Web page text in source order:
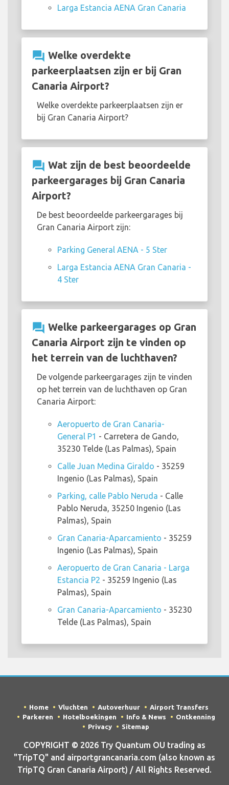
Larga Estancia AENA Gran Canaria
question_answer Welke overdekte
parkeerplaatsen zijn er bij Gran
Canaria Airport?
Welke overdekte parkeerplaatsen zijn er
bij Gran Canaria Airport?
question_answer Wat zijn de best beoordeelde
parkeergarages bij Gran Canaria
Airport?
De best beoordeelde parkeergarages bij
Gran Canaria Airport zijn:
Parking General AENA - 5 Ster
Larga Estancia AENA Gran Canaria -
4 Ster
question_answer Welke parkeergarages op Gran
Canaria Airport zijn te vinden op
het terrein van de luchthaven?
De volgende parkeergarages zijn te vinden
op het terrein van de luchthaven op Gran
Canaria Airport:
Aeropuerto de Gran Canaria-
General P1 - Carretera de Gando,
35230 Telde (Las Palmas), Spain
Calle Juan Medina Giraldo - 35259
Ingenio (Las Palmas), Spain
Parking, calle Pablo Neruda - Calle
Pablo Neruda, 35250 Ingenio (Las
Palmas), Spain
Gran Canaria-Aparcamiento - 35259
Ingenio (Las Palmas), Spain
Aeropuerto de Gran Canaria - Larga
Estancia P2 - 35259 Ingenio (Las
Palmas), Spain
Gran Canaria-Aparcamiento - 35230
Telde (Las Palmas), Spain
Home Vluchten Autoverhuur
Airport Transfers
Parkeren
Hotelboekingen Info & News
Ontkenning
Privacy
Sitemap
COPYRIGHT © 2026 Try Quantum OU trading as
"TripTQ" and airportgrancanaria.com (also known as
TripTQ Gran Canaria Airport) / All Rights Reserved.